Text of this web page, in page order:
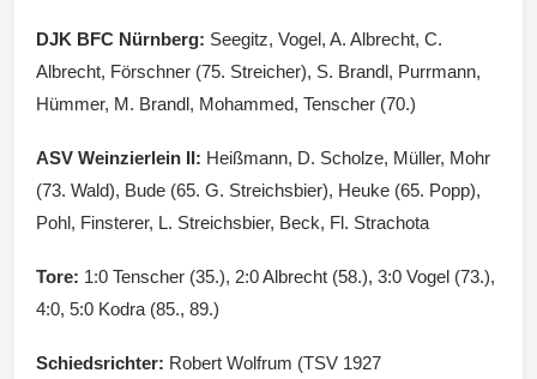
DJK BFC Nürnberg: Seegitz, Vogel, A. Albrecht, C.
Albrecht, Förschner (75. Streicher), S. Brandl, Purrmann,
Hümmer, M. Brandl, Mohammed, Tenscher (70.)
ASV Weinzierlein II: Heißmann, D. Scholze, Müller, Mohr
(73. Wald), Bude (65. G. Streichsbier), Heuke (65. Popp),
Pohl, Finsterer, L. Streichsbier, Beck, Fl. Strachota
Tore: 1:0 Tenscher (35.), 2:0 Albrecht (58.), 3:0 Vogel (73.),
4:0, 5:0 Kodra (85., 89.)
Schiedsrichter: Robert Wolfrum (TSV 1927